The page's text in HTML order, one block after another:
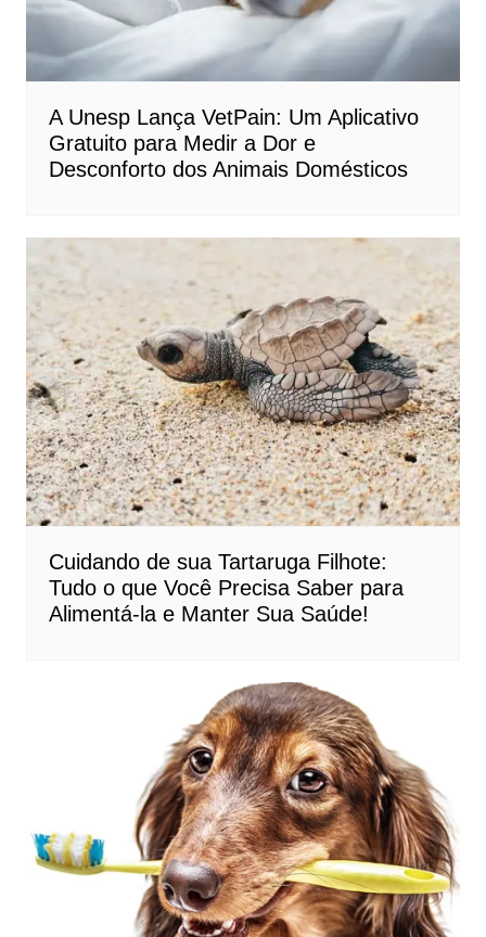
A Unesp Lança VetPain: Um Aplicativo
Gratuito para Medir a Dor e
Desconforto dos Animais Domésticos
Cuidando de sua Tartaruga Filhote:
Tudo o que Você Precisa Saber para
Alimentá-la e Manter Sua Saúde!